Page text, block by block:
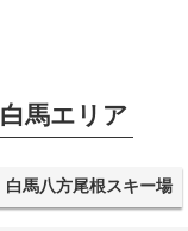
白馬エリア
白馬八方尾根スキー場